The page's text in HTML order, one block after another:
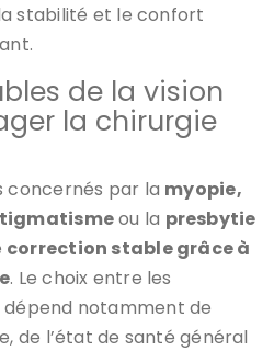
stabilité et le confort
de la vision
la chirurgie
concernés par la myopie,
ou la presbytie
correction stable grâce à
. Le choix entre les
notamment de
de l’état de santé général